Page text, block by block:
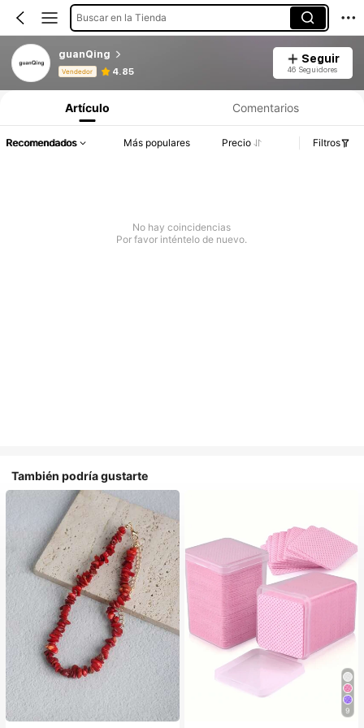
Buscar en la Tienda
guanQing
Vendedor 4.85
Seguir
46 Seguidores
Artículo Comentarios
Recomendados Más populares Precio Filtros
No hay coincidencias
Por favor inténtelo de nuevo.
También podría gustarte
9